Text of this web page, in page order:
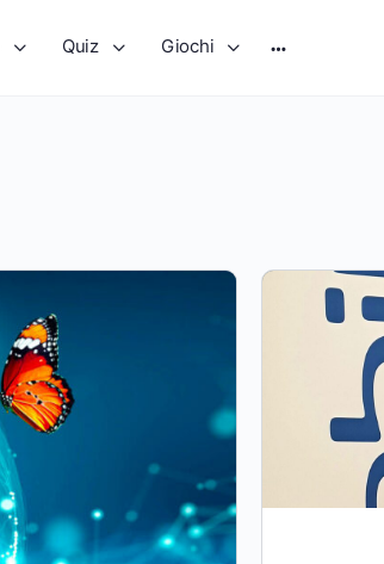
Quiz Giochi